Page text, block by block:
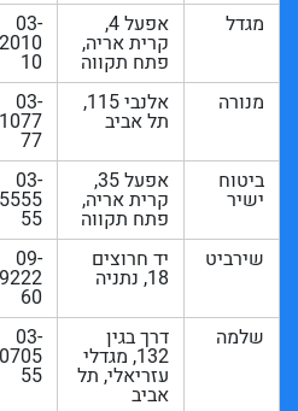
מגדל
אפעל 4,
קרית אריה,
פתח תקווה
03-
10
מנורה
אלנבי 115,
תל אביב
03-
77
ביטוח
ישיר
אפעל 35,
קרית אריה,
פתח תקווה
03-
55
שירביט
יד חרוצים
18, נתניה
09-
60
שלמה
דרך בגין
132, מגדלי
עזריאלי, תל
אביב
03-
55